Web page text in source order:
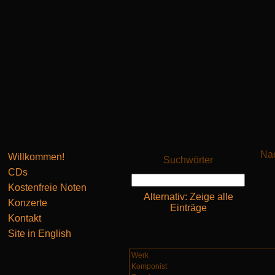
Willkommen!
CDs
Kostenfreie Noten
Konzerte
Kontakt
Site in English
Suchwörter
Alternativ: Zeige alle
Einträge
Werk
Komponist